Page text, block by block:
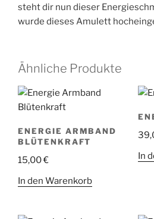
steht dir nun dieser
wurde dieses Amulett
Ähnliche Produkte
ENERGIE ARMBAND
BLÜTENKRAFT
15,00€
In den Warenkorb
In